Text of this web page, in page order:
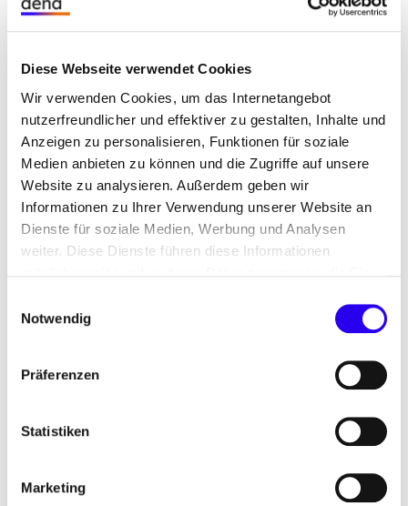
Diese Webseite verwendet Cookies
Wir verwenden Cookies, um das Internetangebot
nutzerfreundlicher und effektiver zu gestalten, Inhalte und
Anzeigen zu personalisieren, Funktionen für soziale
Medien anbieten zu können und die Zugriffe auf unsere
Website zu analysieren. Außerdem geben wir
Informationen zu Ihrer Verwendung unserer Website an
Dienste für soziale Medien, Werbung und Analysen
weiter. Diese Dienste führen diese Informationen
Nutzung der Dienste gesammelt haben.
Notwendig
Präferenzen
Statistiken
Marketing
Kontakt
Wir unterstützen Sie bei Termin- oder
Mitgliedschaftsanfragen sowie mit weiteren
Informationen: